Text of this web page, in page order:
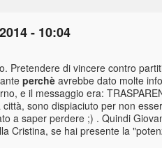
- 10:04
Pretendere di vincere contro
perchè avrebbe dato molte
e il messaggio era:
sono dispiaciuto per non
a saper perdere ;) . Quindi
Cristina, se hai presente la